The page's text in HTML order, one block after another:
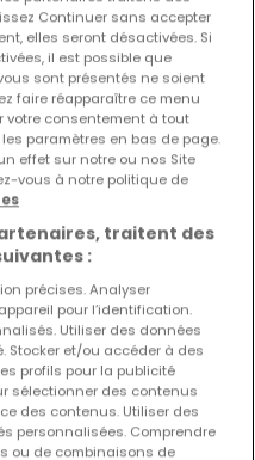
pour recevoir les
de prix dans
email !
alerte
à proximité
Continuer sans accepter
elles seront désactivées. Si
il est possible que
sont présentés ne soient
faire réapparaître ce menu
votre consentement à tout
paramètres en bas de page.
effet sur notre ou nos Site
vous à notre politique de
traitent des
:
précises. Analyser
pour l’identification.
Utiliser des données
Stocker et/ou accéder à des
profils pour la publicité
sélectionner des contenus
des contenus. Utiliser des
personnalisées. Comprendre
ou de combinaisons de